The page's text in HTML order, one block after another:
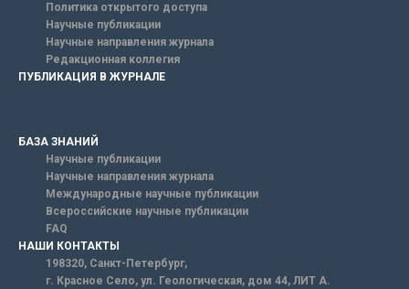
Политика открытого доступа
Научные публикации
Научные направления журнала
Редакционная коллегия
ПУБЛИКАЦИЯ В ЖУРНАЛЕ
БАЗА ЗНАНИЙ
Научные публикации
Научные направления журнала
Международные научные публикации
Всероссийские научные публикации
FAQ
НАШИ КОНТАКТЫ
198320, Санкт-Петербург,
г. Красное Село, ул. Геологическая, дом 44, ЛИТ А.